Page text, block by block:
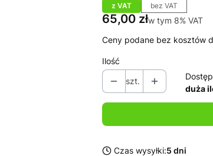
z VAT bez VAT
Cena
65,00 złw tym 8% VAT
w tym 8% VAT
Ceny podane bez kosztów
Ilość
szt.
duża
Czas wysyłki:5 dni